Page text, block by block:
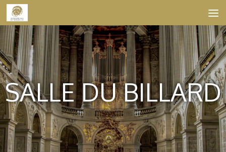
Skip to content
SALLE DU BILLARD